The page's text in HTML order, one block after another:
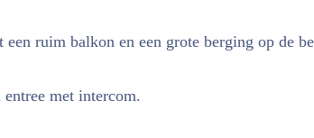
ruim balkon en een grote berging op de
met intercom.